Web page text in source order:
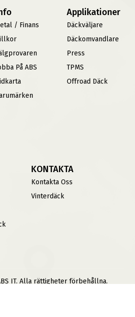
/ Finans
På ABS
Applikationer
Däckväljare
Däckomvandlare
Press
TPMS
Offroad Däck
KONTAKTA
Kontakta Oss
Vinterdäck
IT. Alla rättigheter förbehållna.